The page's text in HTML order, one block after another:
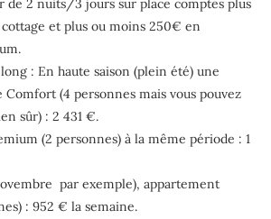
de 2 nuits/3 jours sur place comptes plus
et plus ou moins 250€ en
: En haute saison (plein été) une
Comfort (4 personnes mais vous pouvez
sûr) : 2 431 €.
(2 personnes) à la même période : 1
par exemple), appartement
: 952 € la semaine.